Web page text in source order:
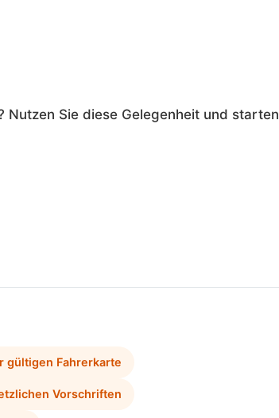
Sie diese Gelegenheit und starten
gültigen Fahrerkarte
Vorschriften